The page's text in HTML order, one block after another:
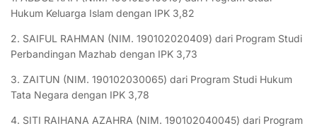
Hukum Keluarga Islam dengan IPK 3,82
2. SAIFUL RAHMAN (NIM. 190102020409) dari Program Studi
Perbandingan Mazhab dengan IPK 3,73
3. ZAITUN (NIM. 190102030065) dari Program Studi Hukum
Tata Negara dengan IPK 3,78
4. SITI RAIHANA AZAHRA (NIM. 190102040045) dari Program